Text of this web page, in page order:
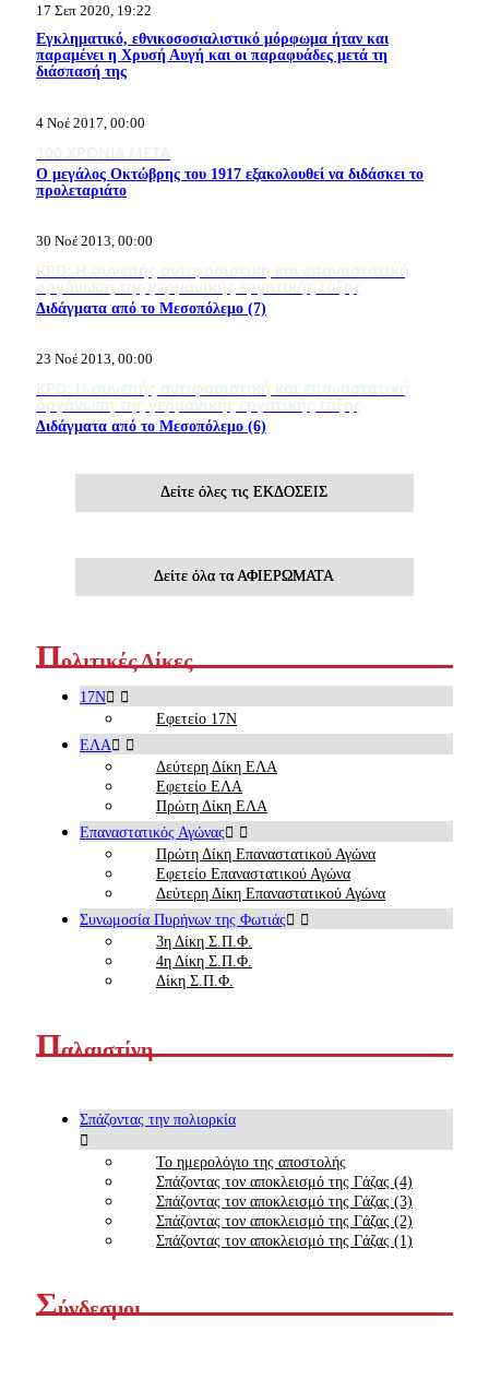
17 Σεπ 2020, 19:22
Εγκληματικό, εθνικοσοσιαλιστικό μόρφωμα ήταν και
παραμένει η Χρυσή Αυγή και οι παραφυάδες μετά τη
διάσπασή της
4 Νοέ 2017, 00:00
Ο μεγάλος Οκτώβρης του 1917 εξακολουθεί να διδάσκει το
προλεταριάτο
30 Νοέ 2013, 00:00
Διδάγματα από το Μεσοπόλεμο (7)
23 Νοέ 2013, 00:00
Διδάγματα από το Μεσοπόλεμο (6)
Δείτε όλες τις ΕΚΔΟΣΕΙΣ
Δείτε όλα τα ΑΦΙΕΡΩΜΑΤΑ
Πολιτικές Δίκες
17Ν
Εφετείο 17Ν
ΕΛΑ
Δεύτερη Δίκη ΕΛΑ
Εφετείο ΕΛΑ
Πρώτη Δίκη ΕΛΑ
Επαναστατικός Αγώνας
Πρώτη Δίκη Επαναστατικού Αγώνα
Εφετείο Επαναστατικού Αγώνα
Δεύτερη Δίκη Επαναστατικού Αγώνα
Συνωμοσία Πυρήνων της Φωτιάς
3η Δίκη Σ.Π.Φ.
4η Δίκη Σ.Π.Φ.
Δίκη Σ.Π.Φ.
Παλαιστίνη
Σπάζοντας την πολιορκία
Το ημερολόγιο της αποστολής
Σπάζοντας τον αποκλεισμό της Γάζας (4)
Σπάζοντας τον αποκλεισμό της Γάζας (3)
Σπάζοντας τον αποκλεισμό της Γάζας (2)
Σπάζοντας τον αποκλεισμό της Γάζας (1)
Σύνδεσμοι